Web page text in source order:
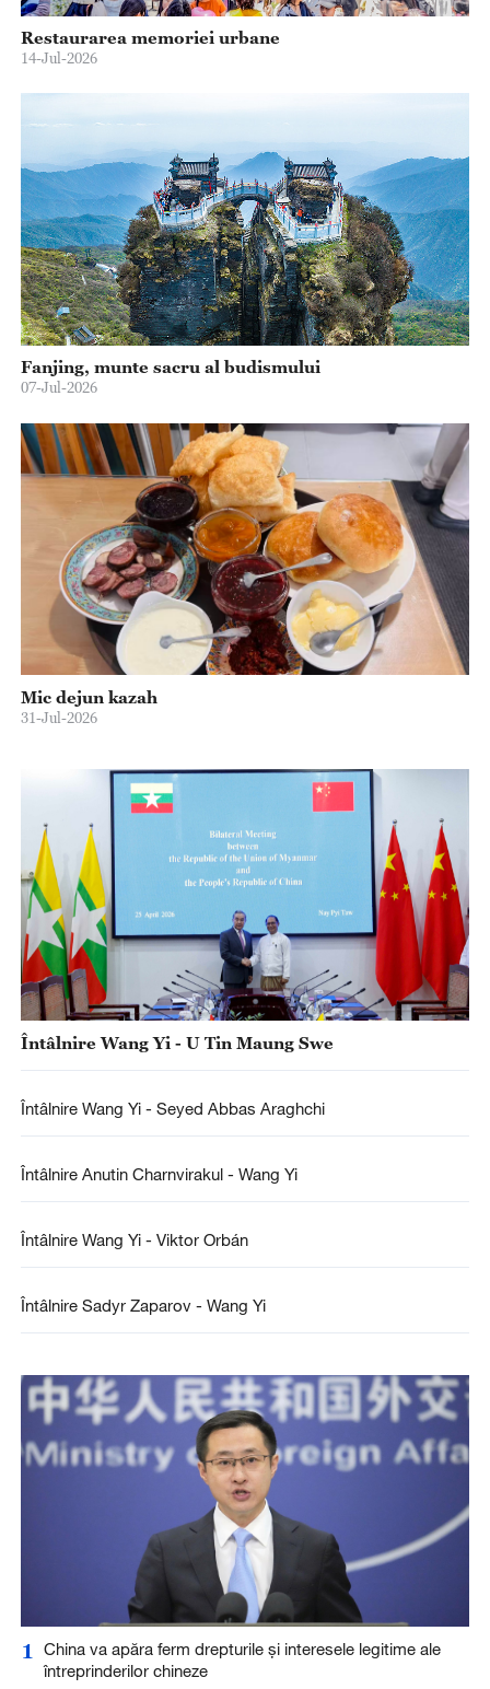
Restaurarea memoriei urbane
14-Jul-2026
Fanjing, munte sacru al budismului
07-Jul-2026
Mic dejun kazah
31-Jul-2026
Întâlnire Wang Yi - U Tin Maung Swe
Întâlnire Wang Yi - Seyed Abbas Araghchi
Întâlnire Anutin Charnvirakul - Wang Yi
Întâlnire Wang Yi - Viktor Orbán
Întâlnire Sadyr Zaparov - Wang Yi
1
China va apăra ferm drepturile și interesele legitime ale
întreprinderilor chineze